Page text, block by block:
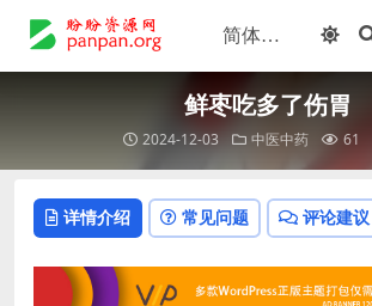
鲜枣吃多了伤胃
2024-12-03 中医中药 61
详情介绍 常见问题 评论建议